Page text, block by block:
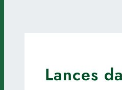
Lances